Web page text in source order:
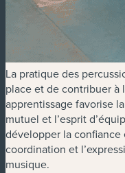
La pratique des
place et de contribuer à
apprentissage favorise
mutuel et l’esprit
développer la
coordination et
musique.